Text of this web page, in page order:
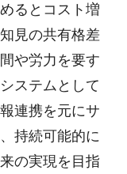
るとコスト増
見の共有格差
や労力を要す
ステムとして
連携を元にサ
持続可能的に
の実現を目指